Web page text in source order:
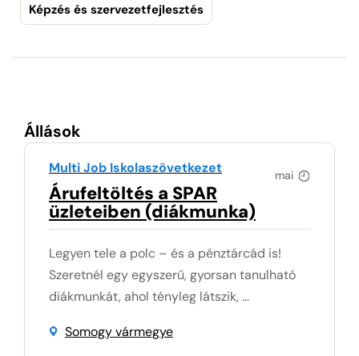
Képzés és szervezetfejlesztés
Állások
mai
Multi Job Iskolaszövetkezet
Árufeltöltés a SPAR
üzleteiben (diákmunka)
Legyen tele a polc – és a pénztárcád is!
Szeretnél egy egyszerű, gyorsan tanulható
diákmunkát, ahol tényleg látszik, ...
Somogy vármegye